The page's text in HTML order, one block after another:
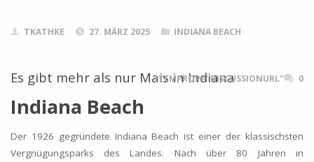
TKATHKE 27. MÄRZ 2025 INDIANA BEACH
Es gibt mehr als nur Mais in Indiana
ITEMPROP="DISCUSSIONURL" 0
Indiana Beach
Der 1926 gegründete Indiana Beach ist einer der klassischsten
Vergnügungsparks des Landes. Nach über 80 Jahren in